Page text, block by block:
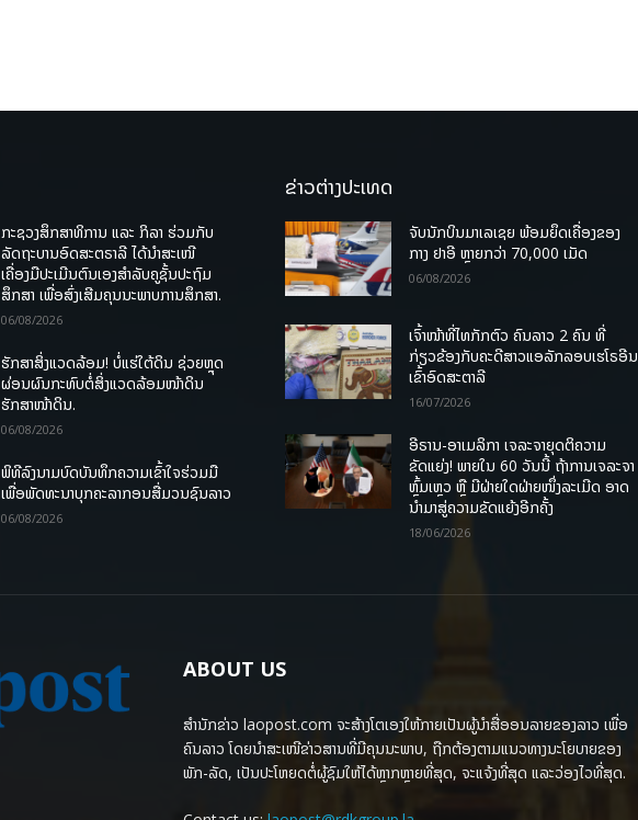
ກະຊວງສຶກສາທິການ ແລະ ກິລາ ຮ່ວມກັບ
ລັດຖະບານອົດສະຕຣາລີ ໄດ້ນຳສະເໜີ
ເຄື່ອງມືປະເມີນຕົນເອງສຳລັບຄູຊັ້ນປະຖົມ
ສຶກສາ ເພື່ອສົ່ງເສີມຄຸນນະພາບການສຶກສາ.
06/08/2026
ຮັກສາສິ່ງແວດລ້ອມ! ບໍ່ແຮ່ໃຕ້ດິນ ຊ່ວຍຫຼຸດ
ຜ່ອນຜົນກະທົບຕໍ່ສິ່ງແວດລ້ອມໜ້າດິນ
ຮັກສາໜ້າດິນ.
06/08/2026
ພິທີລົງນາມບົດບັນທຶກຄວາມເຂົ້າໃຈຮ່ວມມື
ເພື່ອພັດທະນາບຸກຄະລາກອນສື່ມວນຊົນລາວ
06/08/2026
ຂ່າວຕ່າງປະເທດ
ຈັບນັກບິນມາເລເຊຍ ພ້ອມຍຶດເຄື່ອງຂອງ
ກາງ ຢາອີ ຫຼາຍກວ່າ 70,000 ເມັດ
06/08/2026
ເຈົ້າໜ້າທີ່ໄທກັກຕົວ ຄົນລາວ 2 ຄົນ ທີ່
ກ່ຽວຂ້ອງກັບຄະດີສາວແອລັກລອບເຮໂຣອີນ
ເຂົ້າອົດສະຕາລີ
16/07/2026
ອີຣານ-ອາເມລິກາ ເຈລະຈາຍຸດຕິຄວາມ
ຂັດແຍ່ງ! ພາຍໃນ 60 ວັນນີ້ ຖ້າການເຈລະຈາ
ຫຼົ້ມເຫຼວ ຫຼື ມີຝ່າຍໃດຝ່າຍໜຶ່ງລະເມີດ ອາດ
ນໍາມາສູ່ຄວາມຂັດແຍ້ງອີກຄັ້ງ
18/06/2026
ABOUT US
ສຳນັກຂ່າວ laopost.com ຈະສ້າງໂຕເອງໃຫ້ກາຍເປັນຜູ້ນຳສື່ອອນລາຍຂອງລາວ ເພື່ອ
ຄົນລາວ ໂດຍນຳສະເໜີຂ່າວສານທີ່ມີຄຸນນະພາບ, ຖືກຕ້ອງຕາມແນວທາງນະໂຍບາຍຂອງ
ພັກ-ລັດ, ເປັນປະໂຫຍດຕໍ່ຜູ້ຊົມໃຫ້ໄດ້ຫຼາກຫຼາຍທີ່ສຸດ, ຈະແຈ້ງທີ່ສຸດ ແລະວ່ອງໄວທີ່ສຸດ.